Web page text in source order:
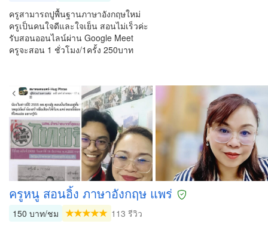
ครูสามารถปูพื้นฐานภาษาอังกฤษใหม่
ครูเป็นคนใจดีและใจเย็น สอนไม่เร็วค่ะ
รับสอนออนไลน์ผ่าน Google Meet
ครูจะสอน 1 ชั่วโมง/1ครั้ง 250บาท
ครูหนู สอนอิ้ง ภาษาอังกฤษ แพร่
150 บาท/ชม
113 รีวิว